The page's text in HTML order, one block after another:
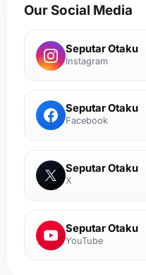
Our Social Media
Seputar Otaku
Instagram
Seputar Otaku
Facebook
Seputar Otaku
X
Seputar Otaku
YouTube